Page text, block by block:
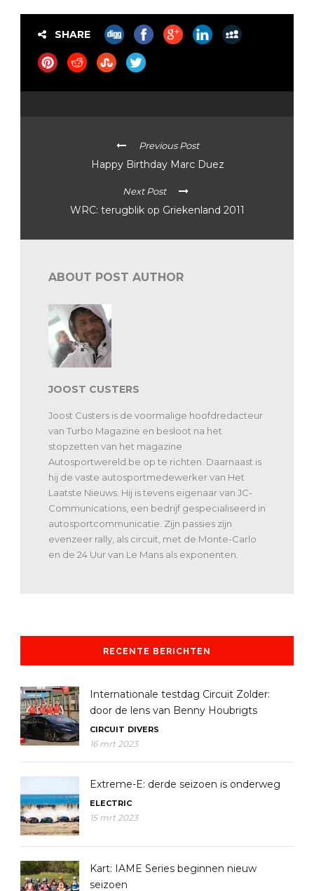
SHARE
Previous Post
Happy Birthday Marc Duez
Next Post
WRC: terugblik op Griekenland 2011
ABOUT POST AUTHOR
JOOST CUSTERS
Joost Custers is de voormalige hoofdredacteur
van Turbo Magazine en besloot na het
stopzetten van het magazine
Autosportwereld.be op te richten. Daarnaast is
hij de vaste autosportmedewerker van Het
Laatste Nieuws. Hij is tevens eigenaar van JC-
Communications, een bedrijf gespecialiseerd in
autosportcommunicatie. Zijn passies zijn
evenzeer rally, als circuit, met de Monte-Carlo
en de 24 Uur van Le Mans als exponenten.
RECENTE BERICHTEN
Internationale testdag Circuit Zolder:
door de lens van Benny Houbrigts
CIRCUIT DIVERS
16 mrt 2023
Extreme-E: derde seizoen is onderweg
ELECTRIC
15 mrt 2023
Kart: IAME Series beginnen nieuw
seizoen